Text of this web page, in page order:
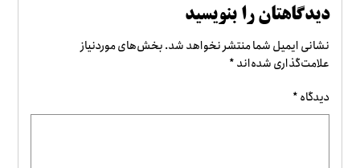
دیدگاهتان را بنویسید
نشانی ایمیل شما منتشر نخواهد شد.بخش‌های موردنیاز
علامت‌گذاری شده‌اند*
دیدگاه*